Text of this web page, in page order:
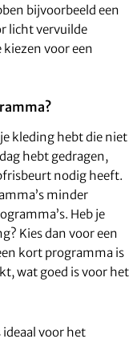
bijvoorbeeld een
licht vervuilde
voor een
kleding hebt die niet
hebt gedragen,
nodig heeft.
minder
Heb je
Kies dan voor een
kort programma is
wat goed is voor het
ideaal voor het